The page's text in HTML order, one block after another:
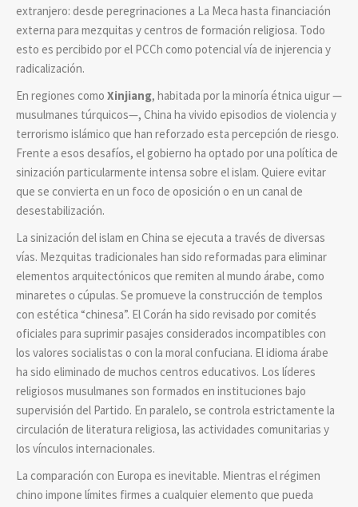
extranjero: desde peregrinaciones a La Meca hasta financiación
externa para mezquitas y centros de formación religiosa. Todo
esto es percibido por el PCCh como potencial vía de injerencia y
radicalización.
En regiones como Xinjiang, habitada por la minoría étnica uigur —
musulmanes túrquicos—, China ha vivido episodios de violencia y
terrorismo islámico que han reforzado esta percepción de riesgo.
Frente a esos desafíos, el gobierno ha optado por una política de
sinización particularmente intensa sobre el islam. Quiere evitar
que se convierta en un foco de oposición o en un canal de
desestabilización.
La sinización del islam en China se ejecuta a través de diversas
vías. Mezquitas tradicionales han sido reformadas para eliminar
elementos arquitectónicos que remiten al mundo árabe, como
minaretes o cúpulas. Se promueve la construcción de templos
con estética “chinesa”. El Corán ha sido revisado por comités
oficiales para suprimir pasajes considerados incompatibles con
los valores socialistas o con la moral confuciana. El idioma árabe
ha sido eliminado de muchos centros educativos. Los líderes
religiosos musulmanes son formados en instituciones bajo
supervisión del Partido. En paralelo, se controla estrictamente la
circulación de literatura religiosa, las actividades comunitarias y
los vínculos internacionales.
La comparación con Europa es inevitable. Mientras el régimen
chino impone límites firmes a cualquier elemento que pueda